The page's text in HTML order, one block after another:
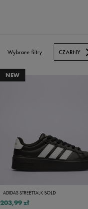
Wybrane filtry: CZARNY
NEW
ADIDAS STREETTALK BOLD
203,99 zł